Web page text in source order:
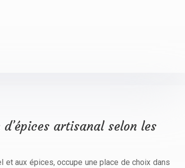
artisanal selon les
aux épices, occupe une place de choix dans